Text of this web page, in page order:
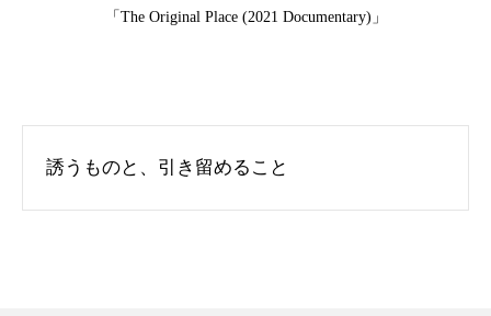
「The Original Place (2021 Documentary)」
誘うものと、引き留めること